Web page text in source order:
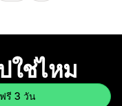
ใช่ไหม
รี 3 วัน